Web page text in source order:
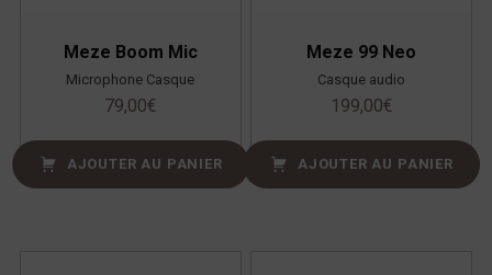
Meze Boom Mic
Microphone Casque
79,00€
AJOUTER AU PANIER
Meze 99 Neo
Casque audio
199,00€
AJOUTER AU PANIER